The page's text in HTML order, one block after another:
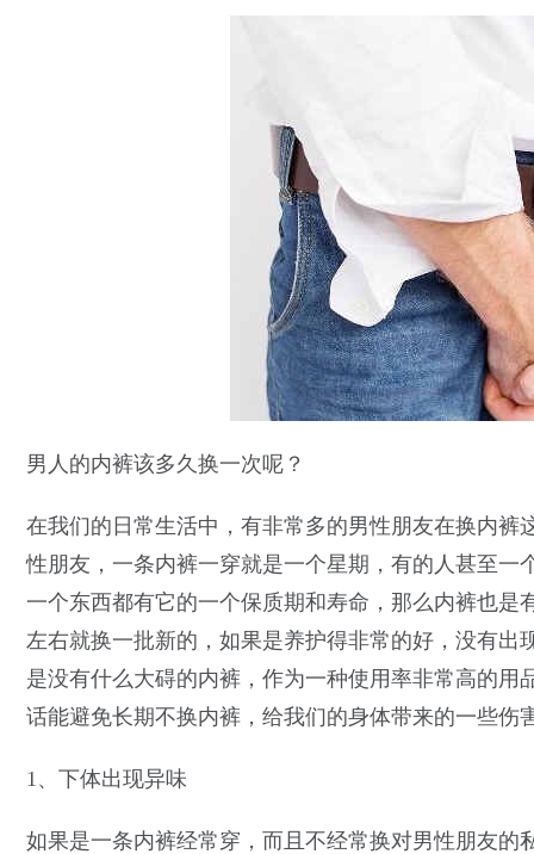
男人的内裤该多久换一次呢？
在我们的日常生活中，有非常多的男性朋友在换内
性朋友，一条内裤一穿就是一个星期，有的人甚至
一个东西都有它的一个保质期和寿命，那么内裤也
左右就换一批新的，如果是养护得非常的好，没有
是没有什么大碍的内裤，作为一种使用率非常高的
话能避免长期不换内裤，给我们的身体带来的一些伤
1、下体出现异味
如果是一条内裤经常穿，而且不经常换对男性朋友